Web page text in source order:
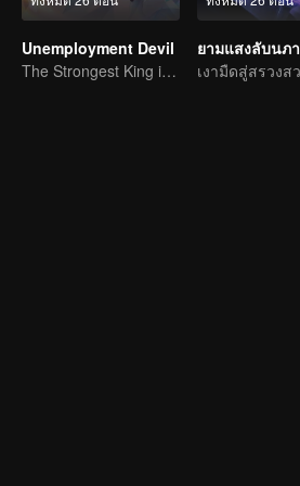
Unemployment Devil
The Strongest King in the Demon World Suddenly Gets Laid Off?
ยามแสงลับนภา